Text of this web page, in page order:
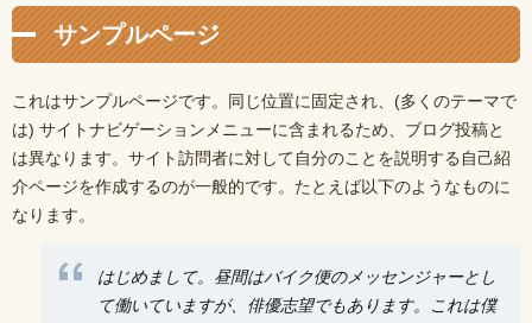
サンプルページ
これはサンプルページです。同じ位置に固定され、(多くのテーマで
は) サイトナビゲーションメニューに含まれるため、ブログ投稿と
は異なります。サイト訪問者に対して自分のことを説明する自己紹
介ページを作成するのが一般的です。たとえば以下のようなものに
なります。
はじめまして。昼間はバイク便のメッセンジャーとし
て働いていますが、俳優志望でもあります。これは僕